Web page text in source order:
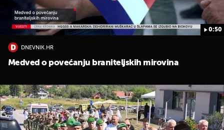
0:50
DNEVNIK.HR
Medved o povećanju braniteljskih mirovina